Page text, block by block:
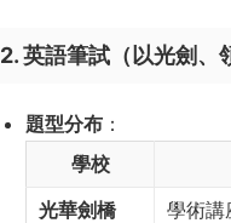
2. 英語筆試（以光劍、
題型分布 ：
學校
光華劍橋
學術講